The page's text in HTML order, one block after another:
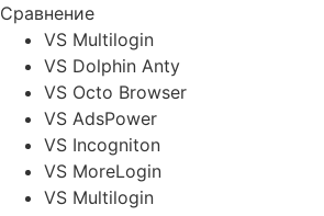
Сравнение
VS Multilogin
VS Dolphin Anty
VS Octo Browser
VS AdsPower
VS Incogniton
VS MoreLogin
VS Multilogin